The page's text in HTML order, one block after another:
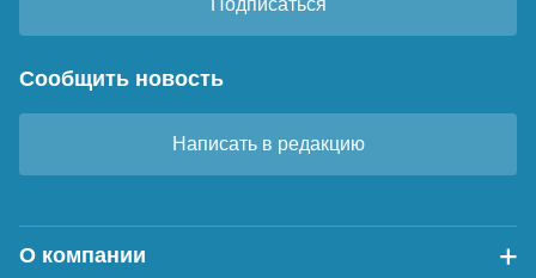
Подписаться
Сообщить новость
Написать в редакцию
О компании